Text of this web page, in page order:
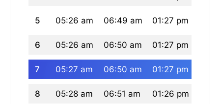
5 05:26 am 06:49 am 01:27 pm
6 05:26 am 06:50 am 01:27 pm
7 05:27 am 06:50 am 01:27 pm
8 05:28 am 06:51 am 01:26 pm